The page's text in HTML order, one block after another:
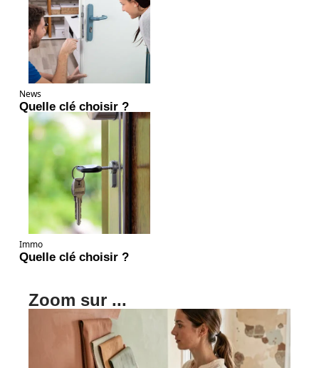
News
Quelle clé choisir ?
Immo
Quelle clé choisir ?
Zoom sur ...